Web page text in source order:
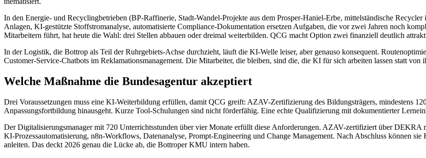
In den Energie- und Recyclingbetrieben (BP-Raffinerie, Stadt-Wandel-Projekte aus dem Prosper-Haniel-Erbe, mittelständische
Anlagen, KI-gestützte Stoffstromanalyse, automatisierte Compliance-Dokumentation ersetzen Aufgaben, die vor zwei Jahren noch
Mitarbeitern führt, hat heute die Wahl: drei Stellen abbauen oder dreimal weiterbilden. QCG macht Option zwei finanziell deutlich
In der Logistik, die Bottrop als Teil der Ruhrgebiets-Achse durchzieht, läuft die KI-Welle leiser, aber genauso konsequent.
Customer-Service-Chatbots im Reklamationsmanagement. Die Mitarbeiter, die bleiben, sind die, die KI für sich arbeiten lassen statt von
Welche Maßnahme die Bundesagentur akzeptiert
Drei Voraussetzungen muss eine KI-Weiterbildung erfüllen, damit QCG greift: AZAV-Zertifizierung des Bildungsträgers, mindestens
Anpassungsfortbildung hinausgeht. Kurze Tool-Schulungen sind nicht förderfähig. Eine echte Qualifizierung mit dokumentierter
Der Digitalisierungsmanager mit 720 Unterrichtsstunden über vier Monate erfüllt diese Anforderungen. AZAV-zertifiziert über
KI-Prozessautomatisierung, n8n-Workflows, Datenanalyse, Prompt-Engineering und Change Management. Nach Abschluss können
anleiten. Das deckt 2026 genau die Lücke ab, die Bottroper KMU intern haben.